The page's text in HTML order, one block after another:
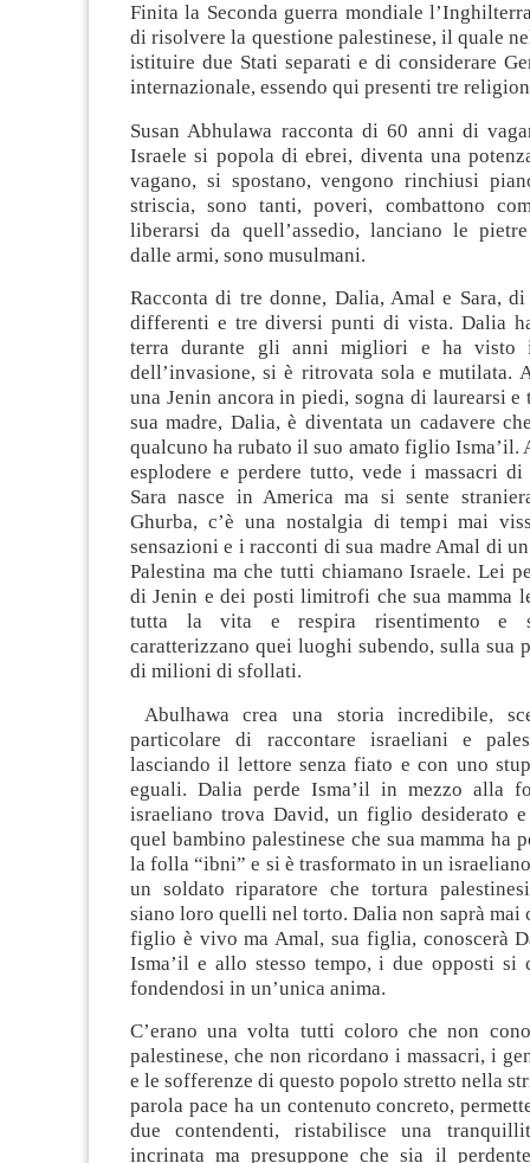
Finita la Seconda guerra mondiale
di risolvere la questione palestinese, il quale
istituire due Stati separati e di considerare
internazionale, essendo qui presenti tre
Susan Abhulawa racconta di 60 anni di
Israele si popola di ebrei, diventa una
vagano, si spostano, vengono rinchiusi
striscia, sono tanti, poveri, combattono
liberarsi da quell’assedio, lanciano le
dalle armi, sono musulmani.
Racconta di tre donne, Dalia, Amal e Sara,
differenti e tre diversi punti di vista. Dalia
terra durante gli anni migliori e ha
dell’invasione, si è ritrovata sola e mutilata.
una Jenin ancora in piedi, sogna di laurearsi e
sua madre, Dalia, è diventata un cadavere
qualcuno ha rubato il suo amato figlio Isma’il.
esplodere e perdere tutto, vede i massacri di
Sara nasce in America ma si sente
Ghurba, c’è una nostalgia di tempi mai
sensazioni e i racconti di sua madre Amal di
Palestina ma che tutti chiamano Israele. Lei
di Jenin e dei posti limitrofi che sua mamma
tutta la vita e respira risentimento e
caratterizzano quei luoghi subendo, sulla sua
di milioni di sfollati.
Abulhawa crea una storia incredibile,
particolare di raccontare israeliani e
lasciando il lettore senza fiato e con uno
eguali. Dalia perde Isma’il in mezzo alla
israeliano trova David, un figlio desiderato
quel bambino palestinese che sua mamma ha
la folla “ibni” e si è trasformato in un
un soldato riparatore che tortura
siano loro quelli nel torto. Dalia non saprà mai
figlio è vivo ma Amal, sua figlia, conoscerà
Isma’il e allo stesso tempo, i due opposti si
fondendosi in un’unica anima.
C’erano una volta tutti coloro che non
palestinese, che non ricordano i massacri, i
e le sofferenze di questo popolo stretto nella
parola pace ha un contenuto concreto,
due contendenti, ristabilisce una
incrinata ma presuppone che sia il